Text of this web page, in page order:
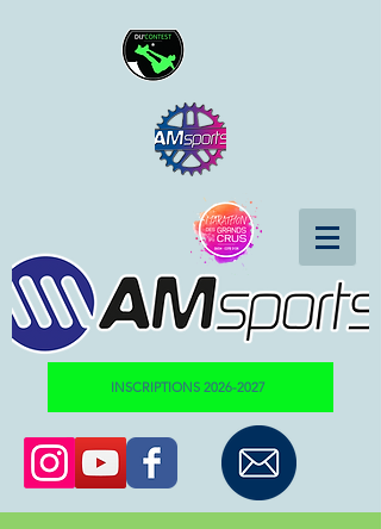
INSCRIPTIONS 2026-2027